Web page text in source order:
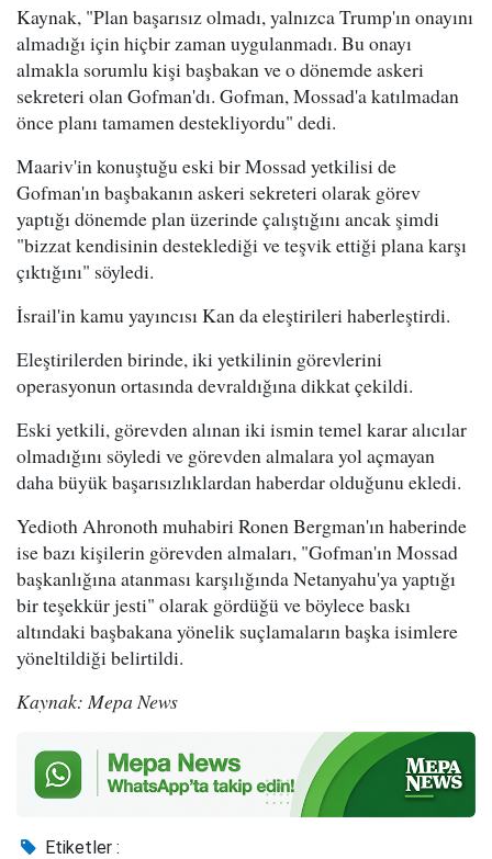
Kaynak, "Plan başarısız olmadı, yalnızca Trump'ın onayını
almadığı için hiçbir zaman uygulanmadı. Bu onayı
almakla sorumlu kişi başbakan ve o dönemde askeri
sekreteri olan Gofman'dı. Gofman, Mossad'a katılmadan
önce planı tamamen destekliyordu" dedi.
Maariv'in konuştuğu eski bir Mossad yetkilisi de
Gofman'ın başbakanın askeri sekreteri olarak görev
yaptığı dönemde plan üzerinde çalıştığını ancak şimdi
"bizzat kendisinin desteklediği ve teşvik ettiği plana karşı
çıktığını" söyledi.
İsrail'in kamu yayıncısı Kan da eleştirileri haberleştirdi.
Eleştirilerden birinde, iki yetkilinin görevlerini
operasyonun ortasında devraldığına dikkat çekildi.
Eski yetkili, görevden alınan iki ismin temel karar alıcılar
olmadığını söyledi ve görevden almalara yol açmayan
daha büyük başarısızlıklardan haberdar olduğunu ekledi.
Yedioth Ahronoth muhabiri Ronen Bergman'ın haberinde
ise bazı kişilerin görevden almaları, "Gofman'ın Mossad
başkanlığına atanması karşılığında Netanyahu'ya yaptığı
bir teşekkür jesti" olarak gördüğü ve böylece baskı
altındaki başbakana yönelik suçlamaların başka isimlere
yöneltildiği belirtildi.
Kaynak: Mepa News
Etiketler :